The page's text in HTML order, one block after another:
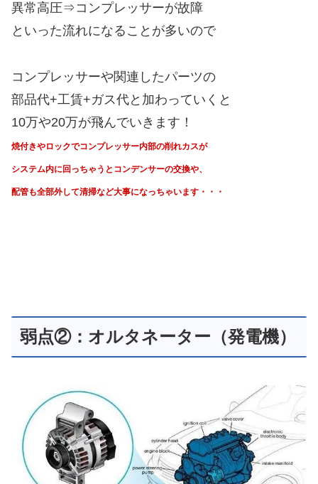
異常高圧⇒コンプレッサーが故障
といった流れになることが多いので
コンプレッサーや関連したパーツの
部品代+工賃+ガス代と加わっていくと
10万や20万が飛んでいきます！
焼付きやロックでコンプレッサー内部の削れカスが
システム内に回っちゃうと コンデンサーの交換や、
配管も全部外して清掃など大事になっちゃいます・・・
弱点②：オルタネーター（発電機）